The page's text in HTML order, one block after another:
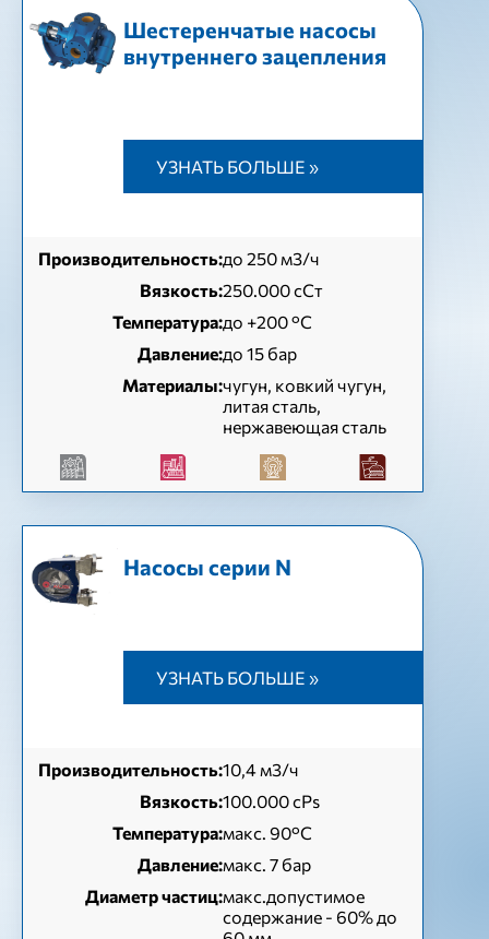
Шестеренчатые насосы
внутреннего зацепления
УЗНАТЬ БОЛЬШЕ »
Производительность:до 250 м3/ч
Вязкость:250.000 сСт
Температура:до +200 °C
Давление:до 15 бар
Материалы:чугун, ковкий чугун,
литая сталь,
нержавеющая сталь
Насосы серии N
УЗНАТЬ БОЛЬШЕ »
Производительность:10,4 м3/ч
Вязкость:100.000 cPs
Температура:макс. 90°C
Давление:макс. 7 бар
Диаметр частиц:макс.допустимое
содержание - 60% до